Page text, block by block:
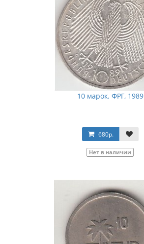
10 марок. ФРГ, 1989
680р.
Нет в наличии